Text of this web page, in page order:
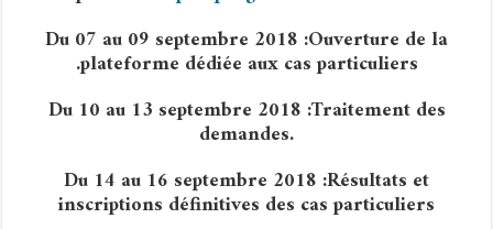
Du 07 au 09 septembre 2018 :Ouverture de la
plateforme dédiée aux cas particuliers.
Du 10 au 13 septembre 2018 :Traitement des
demandes.
Du 14 au 16 septembre 2018 :Résultats et
inscriptions définitives des cas particuliers